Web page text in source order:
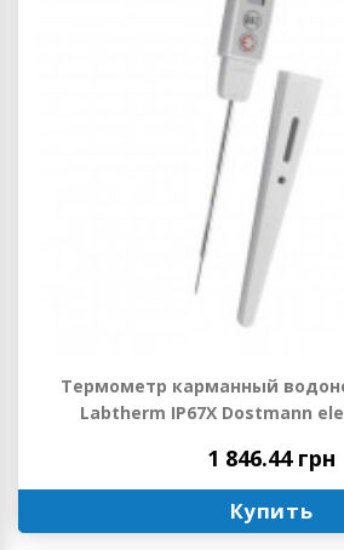
Термометр карманный
Labtherm IP67X Dostmann
1 846.44 грн
Купить